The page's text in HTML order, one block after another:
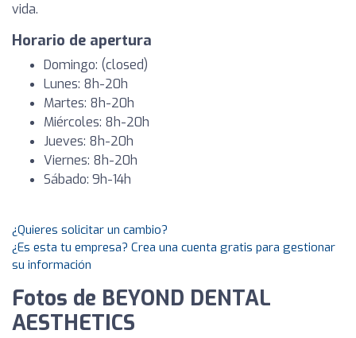
vida.
Horario de apertura
Domingo: (closed)
Lunes: 8h-20h
Martes: 8h-20h
Miércoles: 8h-20h
Jueves: 8h-20h
Viernes: 8h-20h
Sábado: 9h-14h
¿Quieres solicitar un cambio?
¿Es esta tu empresa? Crea una cuenta gratis para gestionar
su información
Fotos de BEYOND DENTAL
AESTHETICS